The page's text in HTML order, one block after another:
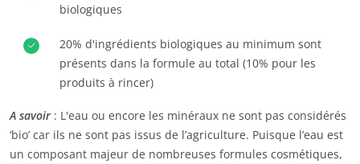
NOS ENGAGEMENTS RSE
Agir via nos prestations
S’investir pour notre environnement
Innover avec notre écosystème
biologiques
20% d'ingrédients biologiques au minimum sont
présents dans la formule au total (10% pour les
produits à rincer)
A savoir : L'eau ou encore les minéraux ne sont pas considérés
‘bio’ car ils ne sont pas issus de l’agriculture. Puisque l’eau est
un composant majeur de nombreuses formules cosmétiques,